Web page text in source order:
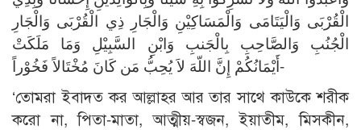
الْقُرْبَى وَالْيَتَامَى وَالْمَسَاكِيْنِ وَالْجَارِ ذِي الْقُرْبَى وَالْجَارِ
الْجُنُبِ وَالصَّاحِبِ بِالْجَنبِ وَابْنِ السَّبِيْلِ وَمَا مَلَكَتْ
أَيْمَانُكُمْ إِنَّ اللّهَ لاَ يُحِبُّ مَن كَانَ مُخْتَالاً فَخُوْراً-
‘তোমরা ইবাদত কর আল্লাহর আর তার সাথে কাউকে শরীক
করো না, পিতা-মাতা, আত্মীয়-স্বজন, ইয়াতীম, মিসকীন,